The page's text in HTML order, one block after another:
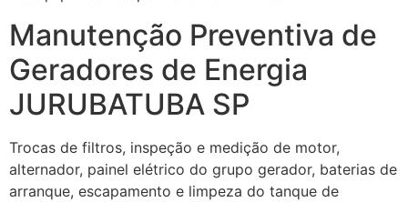
Manutenção Preventiva de
Geradores de Energia
JURUBATUBA SP
Trocas de filtros, inspeção e medição de motor,
alternador, painel elétrico do grupo gerador, baterias de
arranque, escapamento e limpeza do tanque de